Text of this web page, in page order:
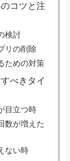
コツと注
検討
リの削除
ための対策
べきタイ
目立つ時
数が増えた
ない時